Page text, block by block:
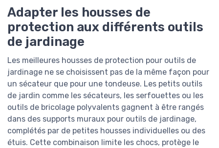
Adapter les housses de
protection aux différents outils
de jardinage
Les meilleures housses de protection pour outils de
jardinage ne se choisissent pas de la même façon pour
un sécateur que pour une tondeuse. Les petits outils
de jardin comme les sécateurs, les serfouettes ou les
outils de bricolage polyvalents gagnent à être rangés
dans des supports muraux pour outils de jardinage,
complétés par de petites housses individuelles ou des
étuis. Cette combinaison limite les chocs, protège le